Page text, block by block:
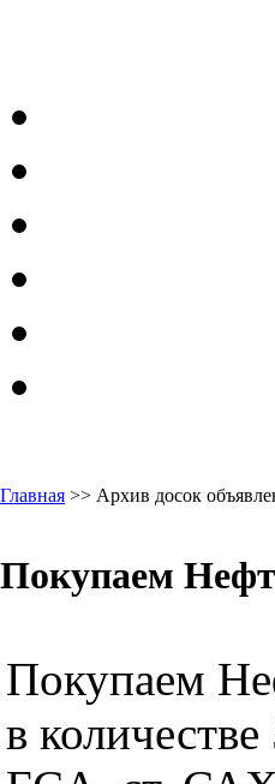
Главная >> Архив досок
Покупаем
Покупаем
в